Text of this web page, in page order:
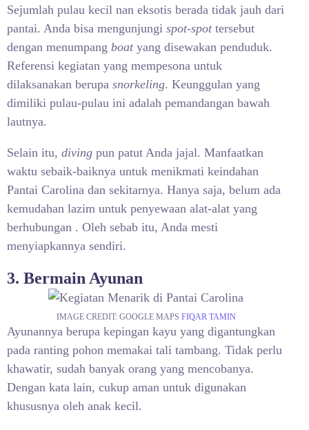
Sejumlah pulau kecil nan eksotis berada tidak jauh dari
pantai. Anda bisa mengunjungi spot-spottersebut
dengan menumpang boatyang disewakan penduduk.
Referensi kegiatan yang mempesona untuk
dilaksanakan berupa snorkeling. Keunggulan yang
dimiliki pulau-pulau ini adalah pemandangan bawah
lautnya.
Selain itu, diving pun patut Anda jajal. Manfaatkan
waktu sebaik-baiknya untuk menikmati keindahan
Pantai Carolina dan sekitarnya. Hanya saja, belum ada
kemudahan lazim untuk penyewaan alat-alat yang
berhubungan . Oleh sebab itu, Anda mesti
menyiapkannya sendiri.
3. Bermain Ayunan
IMAGE CREDIT: GOOGLE MAPS FIQAR TAMIN
Ayunannya berupa kepingan kayu yang digantungkan
pada ranting pohon memakai tali tambang. Tidak perlu
khawatir, sudah banyak orang yang mencobanya.
Dengan kata lain, cukup aman untuk digunakan
khususnya oleh anak kecil.